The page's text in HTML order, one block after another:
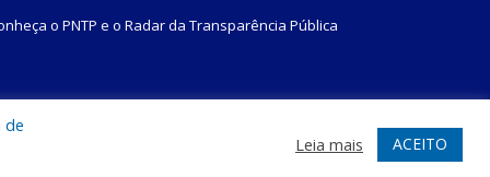
o PNTP e o Radar da Transparência Pública
Acessar Webmail
de
Leia mais ACEITO